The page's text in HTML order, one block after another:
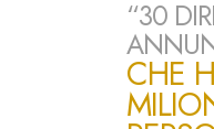
“30
CHE